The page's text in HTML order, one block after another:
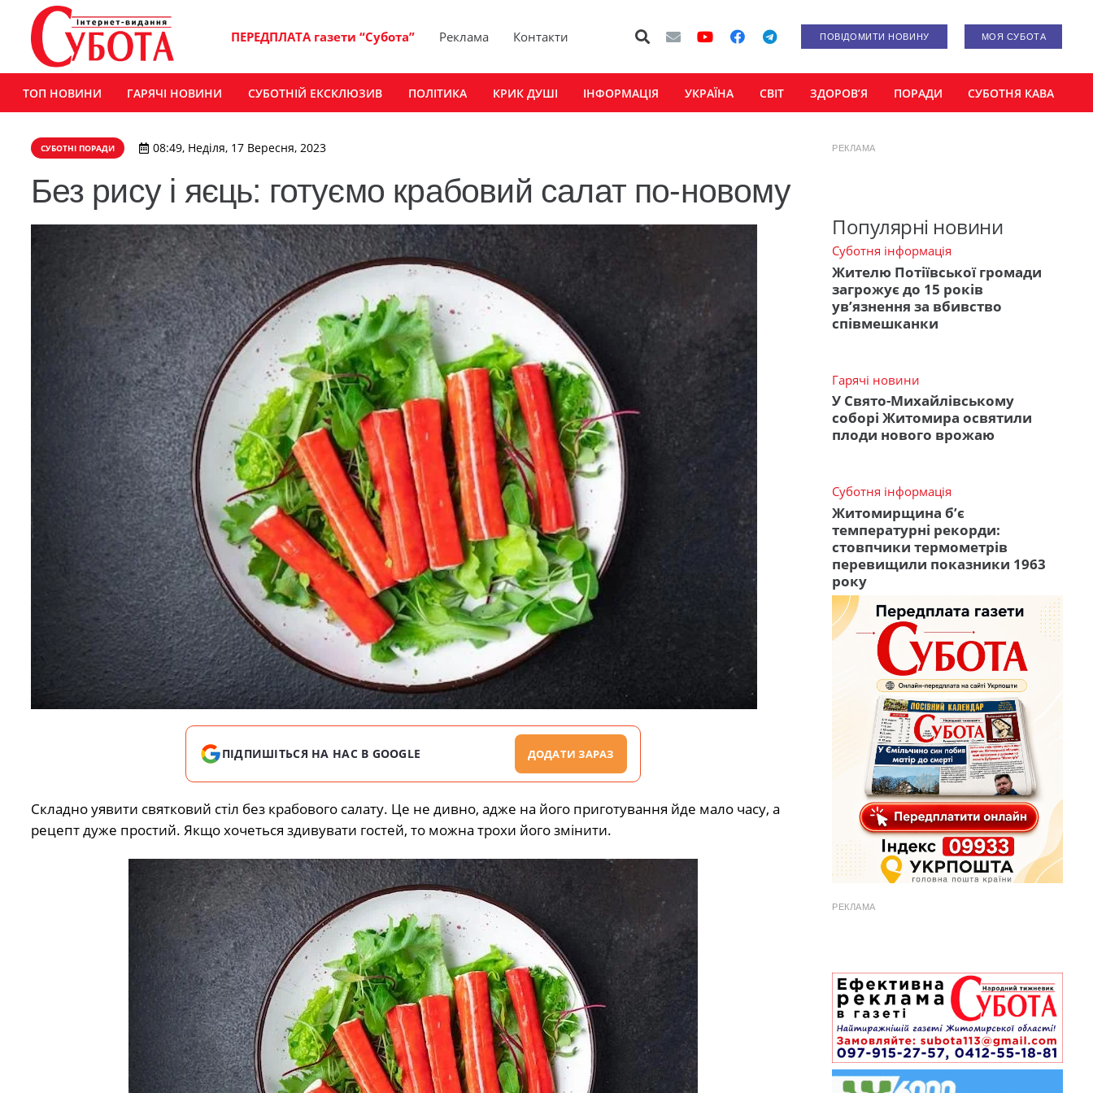
ПЕРЕДПЛАТА газети “Субота” Реклама Контакти ПОВІДОМИТИ НОВИНУ МОЯ СУБОТА
ТОП НОВИНИ ГАРЯЧІ НОВИНИ СУБОТНІЙ ЕКСКЛЮЗИВ ПОЛІТИКА КРИК ДУШІ ІНФОРМАЦІЯ УКРАЇНА СВІТ ЗДОРОВ’Я ПОРАДИ СУБОТНЯ КАВА
СУБОТНІ ПОРАДИ 08:49, Неділя, 17 Вересня, 2023
Без рису і яєць: готуємо крабовий салат по-новому
ПІДПИШІТЬСЯ НА НАС В GOOGLE ДОДАТИ ЗАРАЗ
Складно уявити святковий стіл без крабового салату. Це не дивно, адже на його приготування йде мало часу, а
рецепт дуже простий. Якщо хочеться здивувати гостей, то можна трохи його змінити.
РЕКЛАМА
Популярні новини
Суботня інформація
Жителю Потіївської громади
загрожує до 15 років
ув’язнення за вбивство
співмешканки
Гарячі новини
У Свято-Михайлівському
соборі Житомира освятили
плоди нового врожаю
Суботня інформація
Житомирщина б’є
температурні рекорди:
стовпчики термометрів
перевищили показники 1963
року
РЕКЛАМА